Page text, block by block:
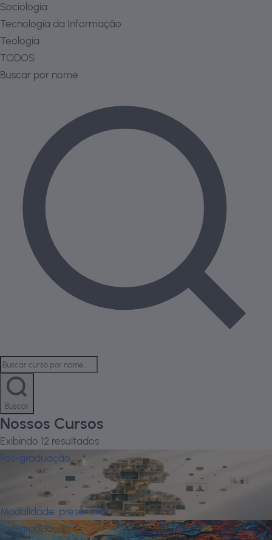
Sociologia
Tecnologia da Informação
Teologia
TODOS
Buscar por nome
Buscar
Nossos Cursos
Exibindo 12 resultados
Pós-graduação
Análise Aplicada do Comportamento
(A. B. A) e Clínica Comportamental
Modalidade: presencial
Pós-graduação